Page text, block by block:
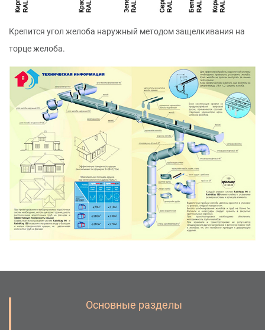
Крепится угол желоба наружный методом защелкивания на
торце желоба.
Основные разделы